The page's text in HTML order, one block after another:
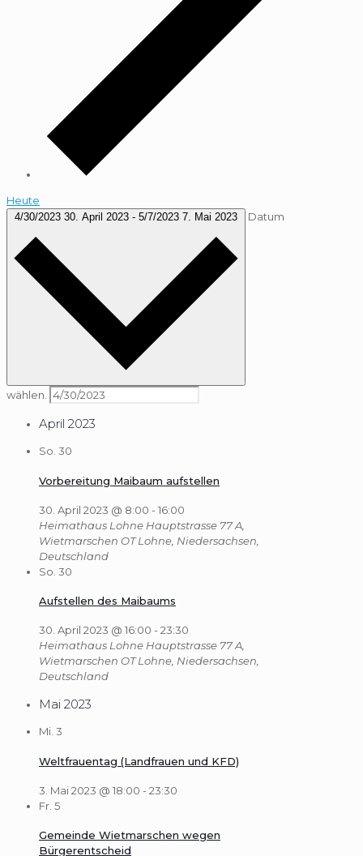
Heute
4/30/2023 30. April 2023 - 5/7/2023 7. Mai 2023 Datum
wählen.
April 2023
So. 30
Vorbereitung Maibaum aufstellen
30. April 2023 @ 8:00 -16:00
Heimathaus Lohne Hauptstrasse 77 A,
Wietmarschen OT Lohne, Niedersachsen,
Deutschland
So. 30
Aufstellen des Maibaums
30. April 2023 @ 16:00 -23:30
Heimathaus Lohne Hauptstrasse 77 A,
Wietmarschen OT Lohne, Niedersachsen,
Deutschland
Mai 2023
Mi. 3
Weltfrauentag (Landfrauen und KFD)
3. Mai 2023 @ 18:00 -23:30
Fr. 5
Gemeinde Wietmarschen wegen
Bürgerentscheid